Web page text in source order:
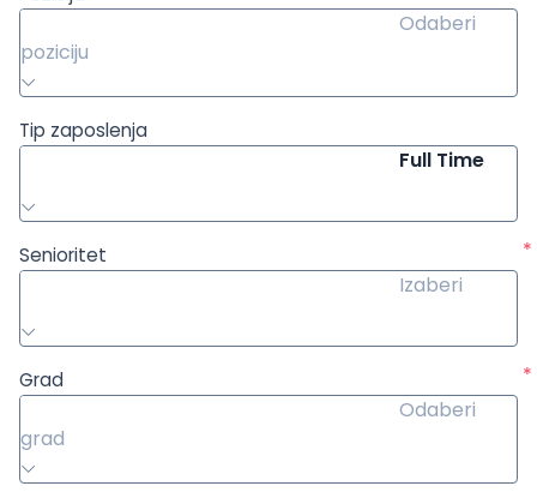
Odaberi
poziciju
Tip zaposlenja
Full Time
Senioritet
*
Izaberi
Grad
*
Odaberi
grad